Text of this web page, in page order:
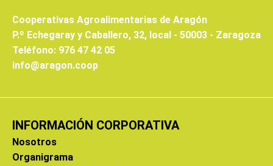
Cooperativas Agroalimentarias de Aragón
P.º Echegaray y Caballero, 32, local - 50003 - Zaragoza
Teléfono: 976 47 42 05
info@aragon.coop
INFORMACIÓN CORPORATIVA
Nosotros
Organigrama